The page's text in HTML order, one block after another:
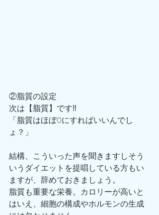
②脂質の設定
次は【脂質】です‼️
「脂質はほぼ0にすればいいんでし
ょ？」
結構、こういった声を聞きますしそう
いうダイエットを提唱している方もい
ますが、辞めておきましょう。
脂質も重要な栄養。カロリーが高いと
はいえ、細胞の構成やホルモンの生成